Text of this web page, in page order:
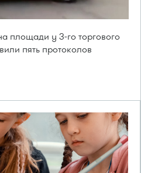
площади у 3-го торгового
пять протоколов